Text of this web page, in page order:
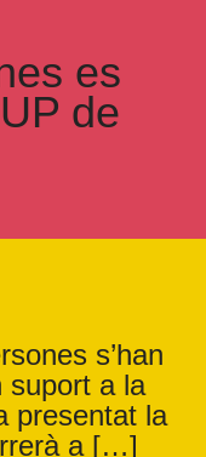
es
de
s’han
suport a la
presentat la
a […]